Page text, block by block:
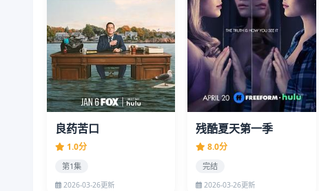
良药苦口
1.0分
第1集
2026-03-26更新
残酷夏天第一季
8.0分
完结
2026-03-26更新